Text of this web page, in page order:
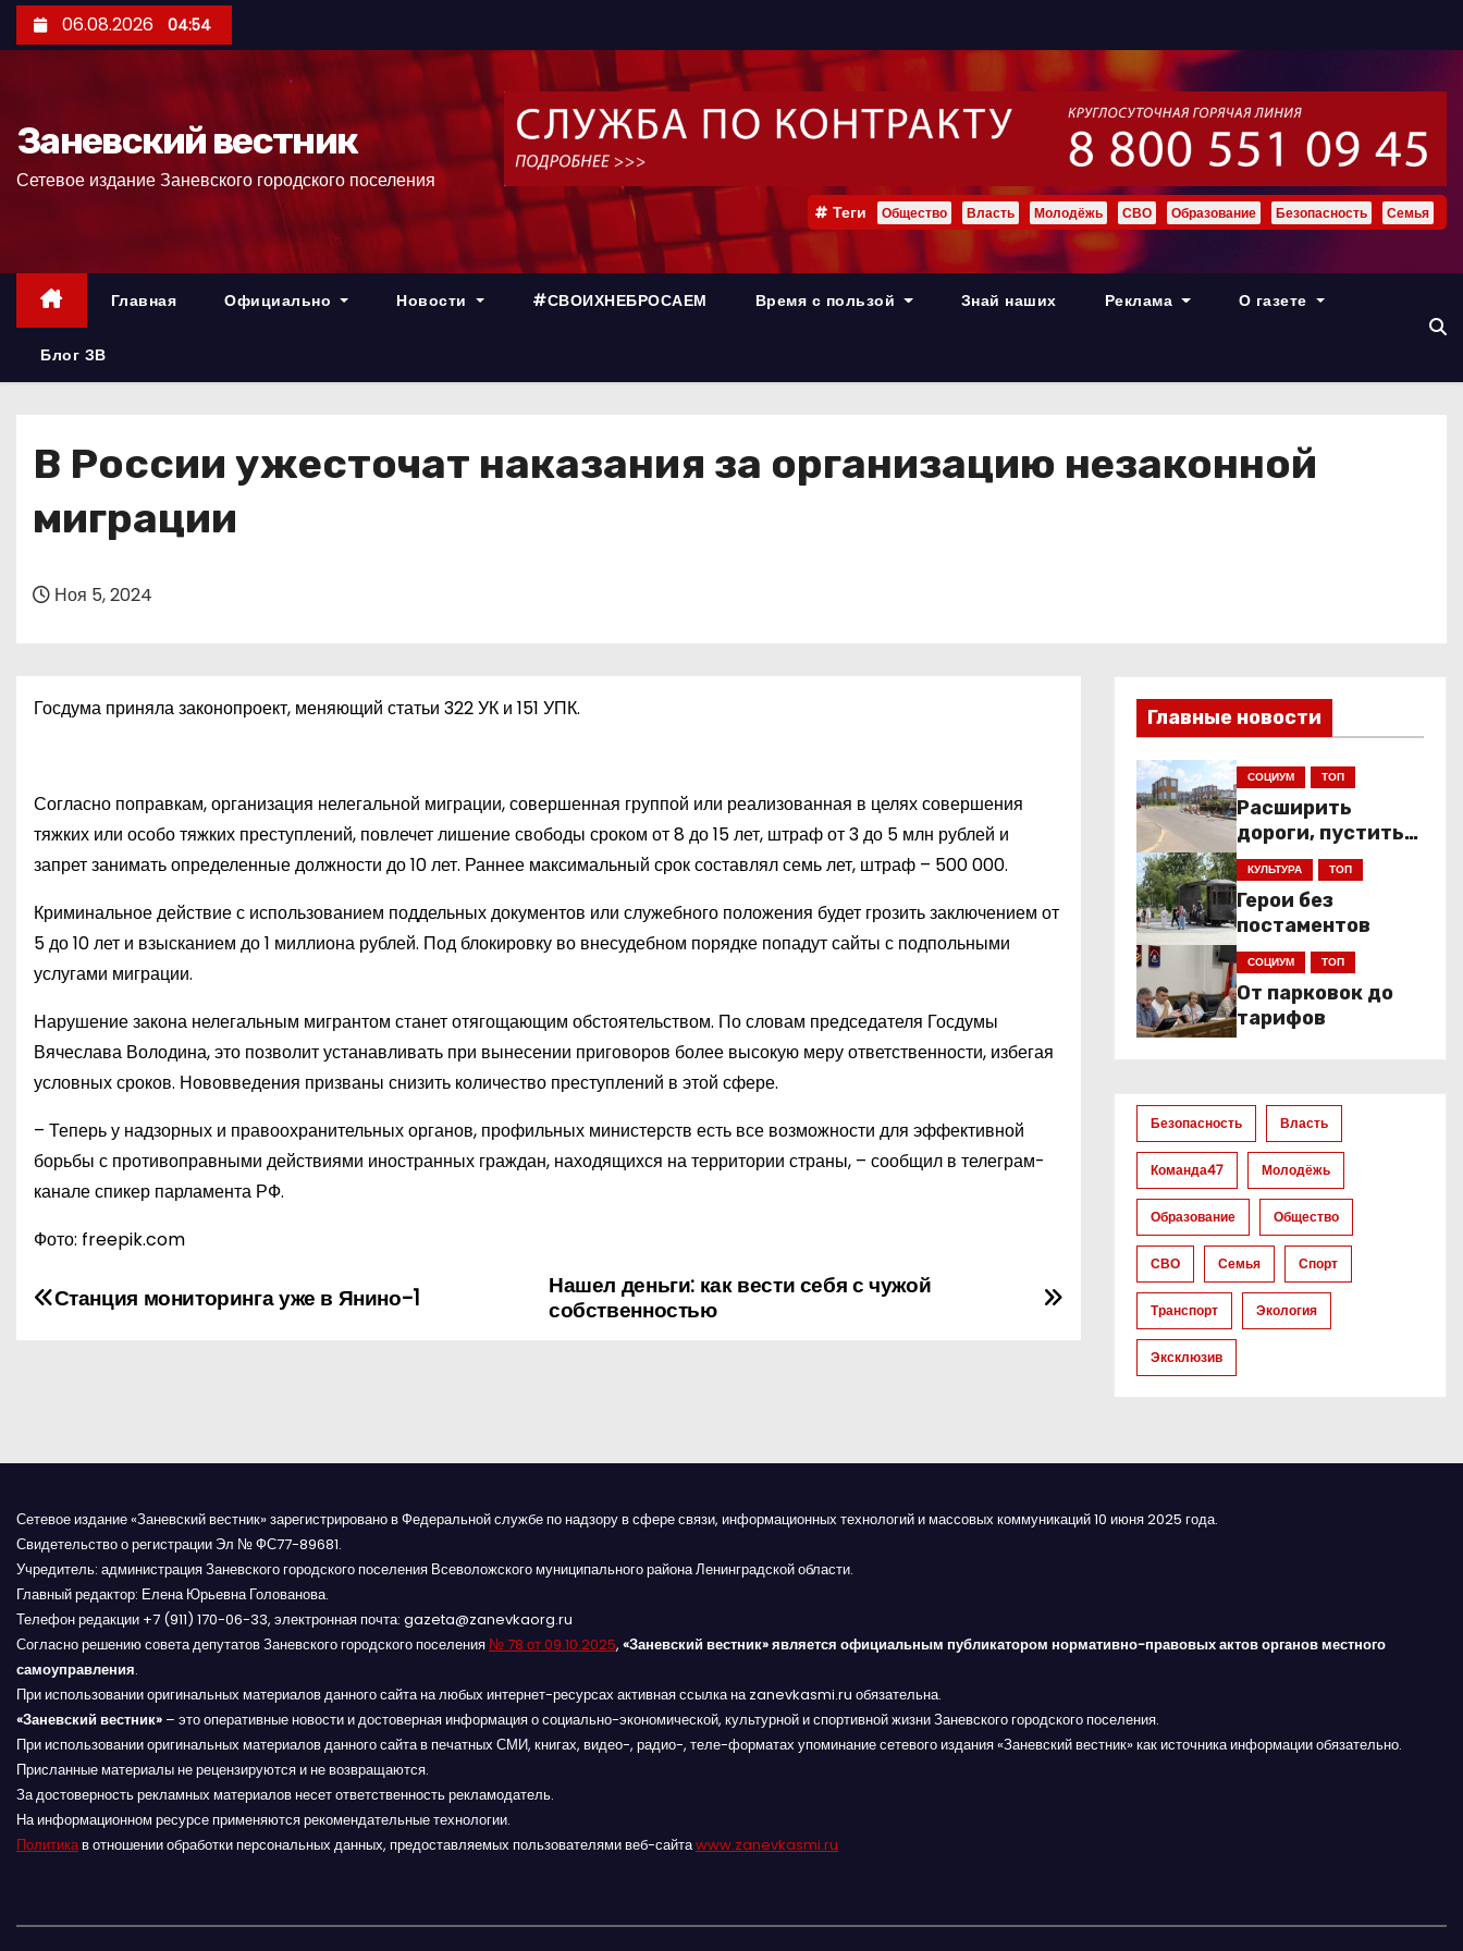
е
р
06.08.2026 04:54
Заневский вестник
Сетевое издание Заневского городского поселения
Теги Общество Власть Молодёжь СВО Образование Безопасность Семья
Главная Официально Новости #СВОИХНЕБРОСАЕМ Время с пользой Знай наших Реклама О газете
Блог ЗВ
В России ужесточат наказания за организацию незаконной
миграции
Ноя 5, 2024
Госдума приняла законопроект, меняющий статьи 322 УК и 151 УПК.
Согласно поправкам, организация нелегальной миграции, совершенная группой или реализованная в целях совершения
тяжких или особо тяжких преступлений, повлечет лишение свободы сроком от 8 до 15 лет, штраф от 3 до 5 млн рублей и
запрет занимать определенные должности до 10 лет. Раннее максимальный срок составлял семь лет, штраф – 500 000.
Криминальное действие с использованием поддельных документов или служебного положения будет грозить заключением от
5 до 10 лет и взысканием до 1 миллиона рублей. Под блокировку во внесудебном порядке попадут сайты с подпольными
услугами миграции.
Нарушение закона нелегальным мигрантом станет отягощающим обстоятельством. По словам председателя Госдумы
Вячеслава Володина, это позволит устанавливать при вынесении приговоров более высокую меру ответственности, избегая
условных сроков. Нововведения призваны снизить количество преступлений в этой сфере.
– Теперь у надзорных и правоохранительных органов, профильных министерств есть все возможности для эффективной
борьбы с противоправными действиями иностранных граждан, находящихся на территории страны, – сообщил в телеграм-
канале спикер парламента РФ.
Фото: freepik.com
Н
а
ц
и
я
п
о
з
а
и
Нашел деньги: как вести себя с чужой
собственностью
Станция мониторинга уже в Янино-1
Главные новости
СОЦИУМ ТОП
Расширить
дороги, пустить
низкопольники
КУЛЬТУРА ТОП
Герои без
постаментов
СОЦИУМ ТОП
От парковок до
тарифов
Безопасность Власть
Команда47 Молодёжь
Образование Общество
СВО Семья Спорт
Транспорт Экология
Эксклюзив
Сетевое издание «Заневский вестник» зарегистрировано в Федеральной службе по надзору в сфере связи, информационных технологий и массовых коммуникаций 10 июня 2025 года.
Свидетельство о регистрации Эл № ФС77-89681.
Учредитель: администрация Заневского городского поселения Всеволожского муниципального района Ленинградской области.
Главный редактор: Елена Юрьевна Голованова.
Телефон редакции +7 (911) 170-06-33, электронная почта: gazeta@zanevkaorg.ru
Согласно решению совета депутатов Заневского городского поселения № 78 от 09.10.2025, «Заневский вестник» является официальным публикатором нормативно-правовых актов органов местного
самоуправления.
При использовании оригинальных материалов данного сайта на любых интернет-ресурсах активная ссылка на zanevkasmi.ru обязательна.
«Заневский вестник» – это оперативные новости и достоверная информация о социально-экономической, культурной и спортивной жизни Заневского городского поселения.
При использовании оригинальных материалов данного сайта в печатных СМИ, книгах, видео-, радио-, теле-форматах упоминание сетевого издания «Заневский вестник» как источника информации обязательно.
Присланные материалы не рецензируются и не возвращаются.
За достоверность рекламных материалов несет ответственность рекламодатель.
На информационном ресурсе применяются рекомендательные технологии.
Политикав отношении обработки персональных данных, предоставляемых пользователями веб-сайтаwww.zanevkasmi.ru